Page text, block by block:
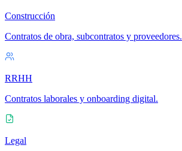
Construcción
Contratos de obra, subcontratos y proveedores.
RRHH
Contratos laborales y onboarding digital.
Legal